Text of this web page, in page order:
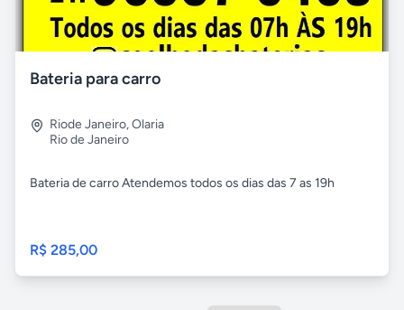
Bateria para carro
Riode Janeiro,Olaria
Rio de Janeiro
Bateria de carro Atendemos todos os dias das 7 as 19h
R$ 285,00